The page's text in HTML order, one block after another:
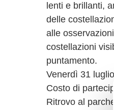
lenti e brillanti,
delle
alle
costellazioni
puntamento.
Venerdì 31
Costo di
Ritrovo al